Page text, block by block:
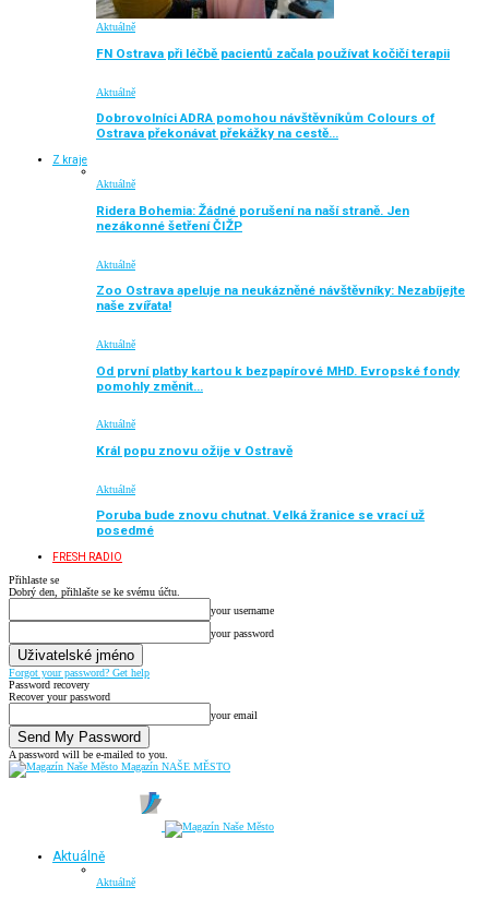
Aktuálně
FN Ostrava při léčbě pacientů začala používat kočičí terapii
Aktuálně
Dobrovolníci ADRA pomohou návštěvníkům Colours of
Ostrava překonávat překážky na cestě…
Z kraje
Aktuálně
Ridera Bohemia: Žádné porušení na naší straně. Jen
nezákonné šetření ČIŽP
Aktuálně
Zoo Ostrava apeluje na neukázněné návštěvníky: Nezabíjejte
naše zvířata!
Aktuálně
Od první platby kartou k bezpapírové MHD. Evropské fondy
pomohly změnit…
Aktuálně
Král popu znovu ožije v Ostravě
Aktuálně
Poruba bude znovu chutnat. Velká žranice se vrací už
posedmé
FRESH RADIO
Přihlaste se
Dobrý den, přihlašte se ke svému účtu.
your username
your password
Forgot your password? Get help
Password recovery
Recover your password
your email
A password will be e-mailed to you.
Magazín NAŠE MĚSTO
Aktuálně
Aktuálně